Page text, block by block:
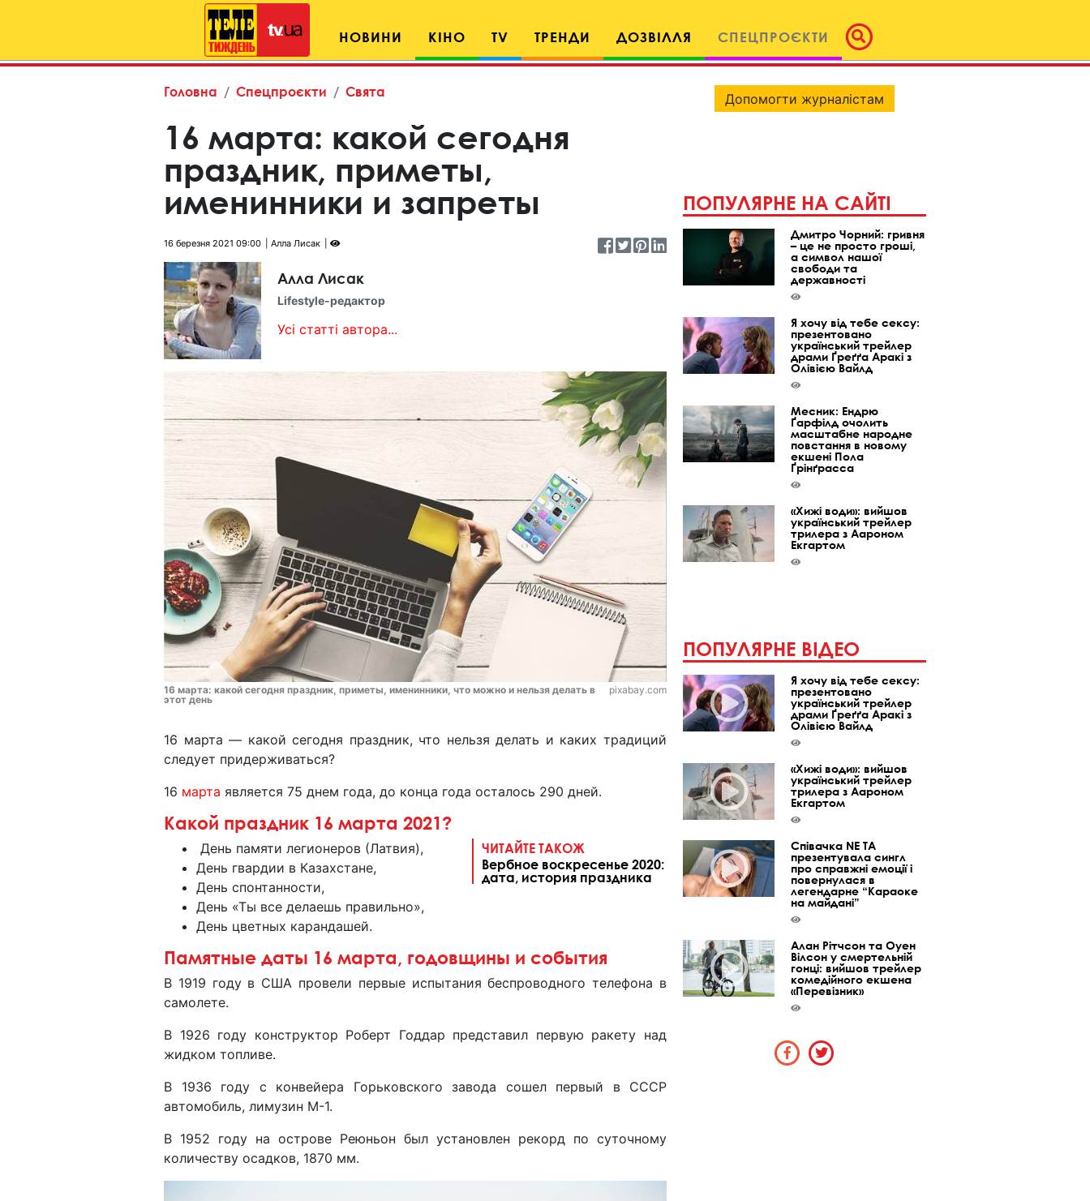
НОВИНИ КІНО TV ТРЕНДИ ДОЗВІЛЛЯ СПЕЦПРОЄКТИ
Головна Спецпроєкти Свята
16 марта: какой сегодня
праздник, приметы,
именинники и запреты
16 березня 2021 09:00 Алла Лисак
Алла Лисак
Lifestyle-редактор
Усі статті автора...
16 марта: какой сегодня праздник, приметы, именинники, что можно и нельзя делать в
этот день
pixabay.com
16 марта — какой сегодня праздник, что нельзя делать и каких традиций
следует придерживаться?
16 марта является 75 днем года, до конца года осталось 290 дней.
Какой праздник 16 марта 2021?
ЧИТАЙТЕ ТАКОЖ
Вербное воскресенье 2020:
дата, история праздника
День памяти легионеров (Латвия),
День гвардии в Казахстане,
День спонтанности,
День «Ты все делаешь правильно»,
День цветных карандашей.
Памятные даты 16 марта, годовщины и события
В 1919 году в США провели первые испытания беспроводного телефона в
самолете.
В 1926 году конструктор Роберт Годдар представил первую ракету над
жидком топливе.
В 1936 году с конвейера Горьковского завода сошел первый в СССР
автомобиль, лимузин М-1.
В 1952 году на острове Реюньон был установлен рекорд по суточному
количеству осадков, 1870 мм.
Допомогти журналістам
ПОПУЛЯРНЕ НА САЙТІ
Дмитро Чорний: гривня
– це не просто гроші,
а символ нашої
свободи та
державності
Я хочу від тебе сексу:
презентовано
український трейлер
драми Ґреґґа Аракі з
Олівією Вайлд
Месник: Ендрю
Ґарфілд очолить
масштабне народне
повстання в новому
екшені Пола
Ґрінґрасса
«Хижі води»: вийшов
український трейлер
трилера з Аароном
Екгартом
ПОПУЛЯРНЕ ВІДЕО
Я хочу від тебе сексу:
презентовано
український трейлер
драми Ґреґґа Аракі з
Олівією Вайлд
«Хижі води»: вийшов
український трейлер
трилера з Аароном
Екгартом
Співачка NE TA
презентувала сингл
про справжні емоції і
повернулася в
легендарне “Караоке
на майдані”
Алан Рітчсон та Оуен
Вілсон у смертельній
гонці: вийшов трейлер
комедійного екшена
«Перевізник»